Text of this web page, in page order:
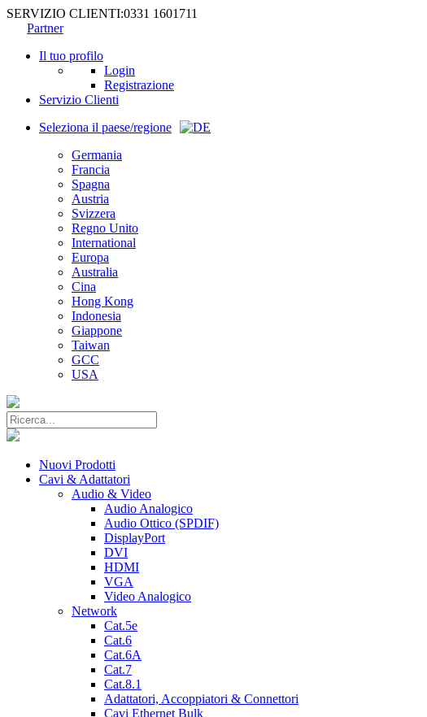
SERVIZIO CLIENTI:0331 1601711
Partner
Il tuo profilo
Login
Registrazione
Servizio Clienti
Seleziona il paese/regione
Germania
Francia
Spagna
Austria
Svizzera
Regno Unito
International
Europa
Australia
Cina
Hong Kong
Indonesia
Giappone
Taiwan
GCC
USA
Nuovi Prodotti
Cavi & Adattatori
Audio & Video
Audio Analogico
Audio Ottico (SPDIF)
DisplayPort
DVI
HDMI
VGA
Video Analogico
Network
Cat.5e
Cat.6
Cat.6A
Cat.7
Cat.8.1
Adattatori, Accoppiatori & Connettori
Cavi Ethernet Bulk